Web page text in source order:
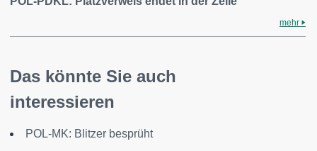
mehr
Das könnte Sie auch
interessieren
POL-MK: Blitzer besprüht